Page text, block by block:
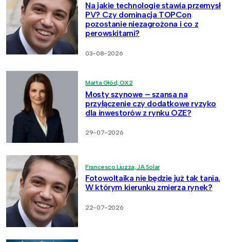
Na jakie technologie stawia przemysł
PV? Czy dominacja TOPCon
pozostanie niezagrożona i co z
perowskitami?
03-08-2026
Marta Głód, OX2
Mosty szynowe – szansa na
przyłączenie czy dodatkowe ryzyko
dla inwestorów z rynku OZE?
29-07-2026
Francesco Liuzza, JA Solar
Fotowoltaika nie będzie już tak tania.
W którym kierunku zmierza rynek?
22-07-2026